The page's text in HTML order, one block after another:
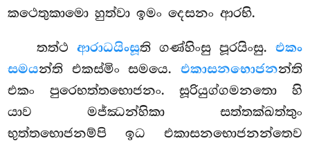
කථෙතුකාමො හුත්වා ඉමං දෙසනං ආරභි.
තත්ථ ආරාධයිංසූති ගණ්හිංසු පූරයිංසු. එකං
සමයන්ති එකස්මිං සමයෙ. එකාසනභොජනන්ති
එකං පුරෙභත්තභොජනං. සූරියුග්ගමනතො හි
යාව මජ්ඣන්හිකා සත්තක්ඛත්තුං
භුත්තභොජනම්පි ඉධ එකාසනභොජනන්තෙව